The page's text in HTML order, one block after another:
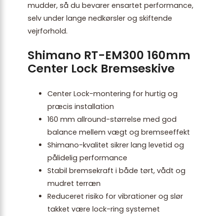
mudder, så du bevarer ensartet performance,
selv under lange nedkørsler og skiftende
vejrforhold.
Shimano RT-EM300 160mm
Center Lock Bremseskive
Center Lock-montering for hurtig og
præcis installation
160 mm allround-størrelse med god
balance mellem vægt og bremseeffekt
Shimano-kvalitet sikrer lang levetid og
pålidelig performance
Stabil bremsekraft i både tørt, vådt og
mudret terræn
Reduceret risiko for vibrationer og slør
takket være lock-ring systemet